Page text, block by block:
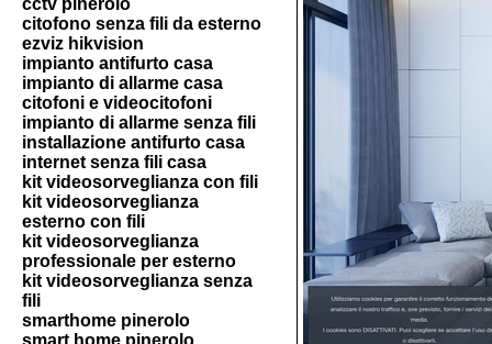
cctv pinerolo
citofono senza fili da esterno
ezviz hikvision
impianto antifurto casa
impianto di allarme casa
citofoni e videocitofoni
impianto di allarme senza fili
installazione antifurto casa
internet senza fili casa
kit videosorveglianza con fili
kit videosorveglianza
esterno con fili
kit videosorveglianza
professionale per esterno
kit videosorveglianza senza
fili
smarthome pinerolo
smart home pinerolo